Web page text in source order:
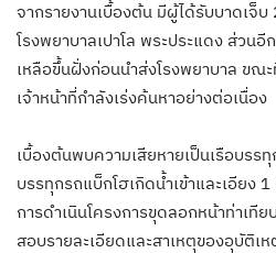
จากรายงานเบื้องต้น มีผู้ได้รับบาดเจ็
โรงพยาบาลเปาโล พระประแดง ส่วนอี
เหลือขึ้นฝั่งก่อนนำส่งโรงพยาบาล ข
เจ้าหน้าที่กำลังเร่งค้นหาอย่างต่อเนื่อง
เบื้องต้นพบความเสียหายเป็นเรือบรร
บรรทุกรถแบ็กโฮเกิดน้ำเข้าและเอียง
การดำเนินโครงการขุดลอกหน้าท่าเทีย
สอบรายละเอียดและสาเหตุของอุบัติเ